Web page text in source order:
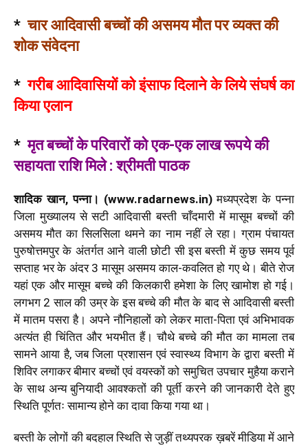
*चार आदिवासी बच्चों की असमय मौत पर व्यक्त की
शोक संवेदना
*गरीब आदिवासियों को इंसाफ दिलाने के लिये संघर्ष का
किया एलान
* मृत बच्चों के परिवारों को एक-एक लाख रूपये की
सहायता राशि मिले : श्रीमती पाठक
शादिक खान, पन्ना। (www.radarnews.in)मध्यप्रदेश के पन्ना
जिला मुख्यालय से सटी आदिवासी बस्ती चाँदमारी में मासूम बच्चों की
असमय मौत का सिलसिला थमने का नाम नहीं ले रहा। ग्राम पंचायत
पुरुषोत्तमपुर के अंतर्गत आने वाली छोटी सी इस बस्ती में कुछ समय पूर्व
सप्ताह भर के अंदर 3 मासूम असमय काल-कवलित हो गए थे। बीते रोज
यहां एक और मासूम बच्चे की किलकारी हमेशा के लिए खामोश हो गई।
लगभग 2 साल की उम्र के इस बच्चे की मौत के बाद से आदिवासी बस्ती
में मातम पसरा है। अपने नौनिहालों को लेकर माता-पिता एवं अभिभावक
अत्यंत ही चिंतित और भयभीत हैं। चौथे बच्चे की मौत का मामला तब
सामने आया है, जब जिला प्रशासन एवं स्वास्थ्य विभाग के द्वारा बस्ती में
शिविर लगाकर बीमार बच्चों एवं वयस्कों को समुचित उपचार मुहैया कराने
के साथ अन्य बुनियादी आवश्कतों की पूर्ती करने की जानकारी देते हुए
स्थिति पूर्णतः सामान्य होने का दावा किया गया था।
बस्ती के लोगों की बदहाल स्थिति से जुड़ीं तथ्यपरक ख़बरें मीडिया में आने